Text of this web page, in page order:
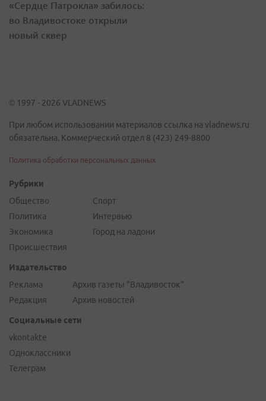
«Сердце Патрокла» забилось:
во Владивостоке открыли
новый сквер
© 1997 - 2026 VLADNEWS
При любом использовании материалов ссылка на vladnews.ru
обязательна. Коммерческий отдел 8 (423) 249-8800
Политика обработки персональных данных
Рубрики
Общество
Политика
Экономика
Происшествия
Спорт
Интервью
Город на ладони
Издательство
Реклама
Редакция
Архив газеты "Владивосток"
Архив новостей
Социальные сети
vkontakte
Одноклассники
Телеграм